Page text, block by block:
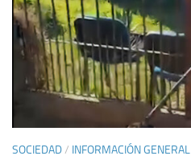
SOCIEDAD/ INFORMACIÓN GENERAL